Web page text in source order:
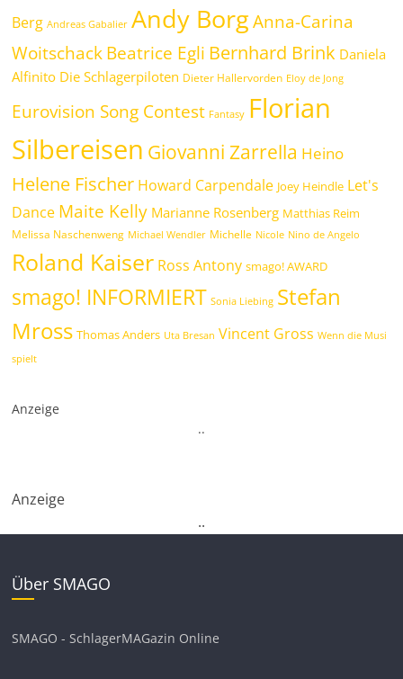
Berg Andreas Gabalier Andy Borg Anna-Carina
WoitschackBeatrice Egli Bernhard Brink Daniela
Alfinito Die Schlagerpiloten Dieter Hallervorden Eloy de Jong
Eurovision Song Contest Fantasy Florian
Silbereisen Giovanni Zarrella Heino
Helene Fischer Howard Carpendale Joey Heindle Let's
Dance Maite Kelly Marianne Rosenberg Matthias Reim
Melissa Naschenweng Michael Wendler Michelle Nicole Nino de Angelo
Roland Kaiser Ross Antony smago! AWARD
smago! INFORMIERT Sonia Liebing Stefan
Mross Thomas Anders Uta Bresan Vincent Gross Wenn die Musi
spielt
Anzeige
..
Anzeige
..
Über SMAGO
SMAGO - SchlagerMAGazin Online